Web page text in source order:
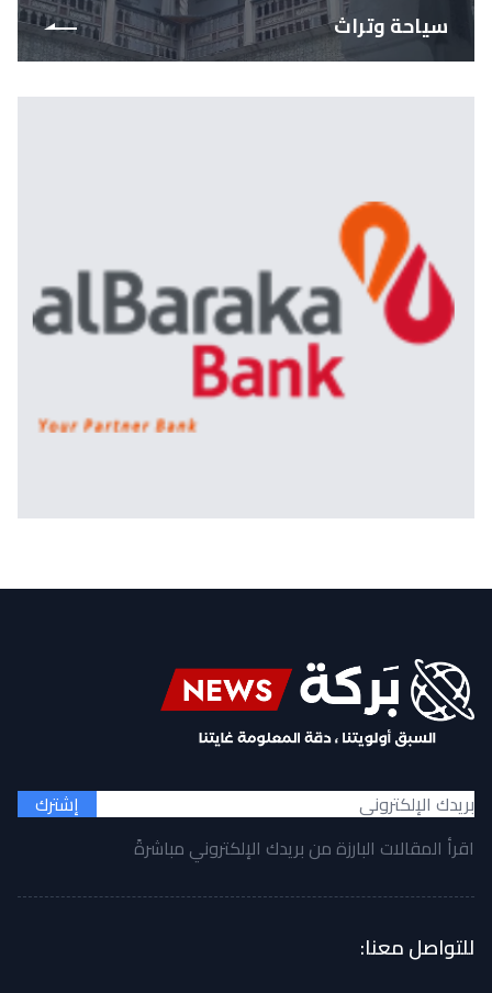
سياحة وتراث
إشترك
اقرأ المقالات البارزة من بريدك الإلكتروني مباشرةً
للتواصل معنا: